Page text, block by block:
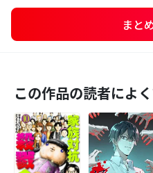
まと
この作品の読者によ